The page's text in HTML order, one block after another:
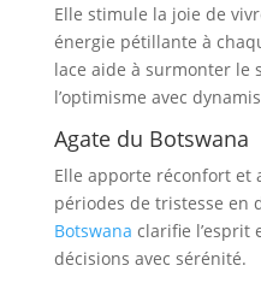
Elle stimule la joie de
énergie pétillante à
lace aide à surmonter le
l’optimisme avec
Agate du Botswana
Elle apporte réconfort et
périodes de tristesse en
Botswana clarifie l’esprit
décisions avec sérénité.